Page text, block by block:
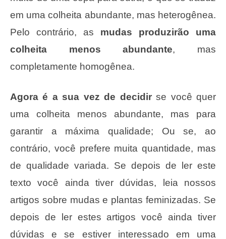
em uma colheita abundante, mas heterogênea.
Pelo contrário, as mudas produzirão uma
colheita menos abundante, mas
completamente homogênea.
Agora é a sua vez de decidirse você quer
uma colheita menos abundante, mas para
garantir a máxima qualidade; Ou se, ao
contrário, você prefere muita quantidade, mas
de qualidade variada. Se depois de ler este
texto você ainda tiver dúvidas, leia nossos
artigos sobre mudas e plantas feminizadas. Se
depois de ler estes artigos você ainda tiver
dúvidas e se estiver interessado em uma